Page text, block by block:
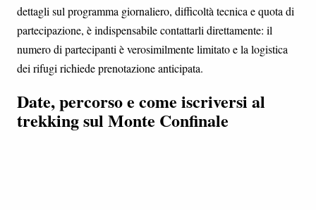
dettagli sul programma giornaliero, difficoltà tecnica e quota di
partecipazione, è indispensabile contattarli direttamente: il
numero di partecipanti è verosimilmente limitato e la logistica
dei rifugi richiede prenotazione anticipata.
Date, percorso e come iscriversi al
trekking sul Monte Confinale